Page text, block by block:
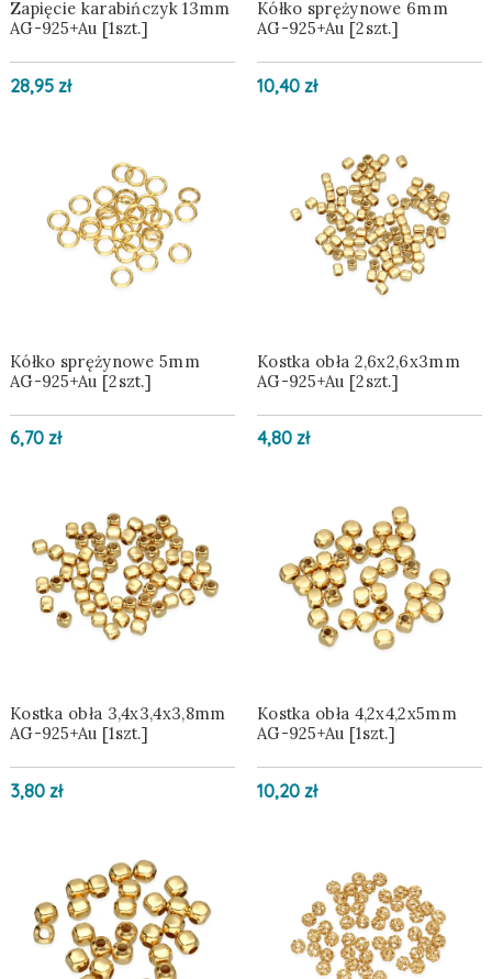
Zapięcie karabińczyk 13mm
AG-925+Au [1szt.]
28,95 zł
Kółko sprężynowe 6mm
AG-925+Au [2szt.]
10,40 zł
Kółko sprężynowe 5mm
AG-925+Au [2szt.]
6,70 zł
Kostka obła 2,6x2,6x3mm
AG-925+Au [2szt.]
4,80 zł
Kostka obła 3,4x3,4x3,8mm
AG-925+Au [1szt.]
3,80 zł
Kostka obła 4,2x4,2x5mm
AG-925+Au [1szt.]
10,20 zł